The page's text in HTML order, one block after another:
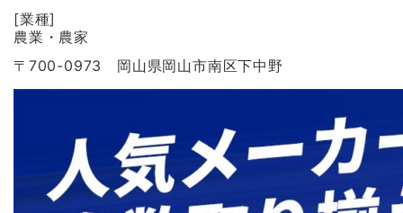
[業種]
農業・農家
〒700-0973 岡山県岡山市南区下中野